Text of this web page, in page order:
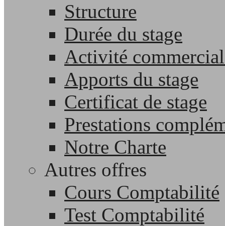
Structure
Durée du stage
Activité
Apports du stage
Certificat de stage
Prestations
Notre Charte
Autres offres
Cours Comptabilité
Test Comptabilité